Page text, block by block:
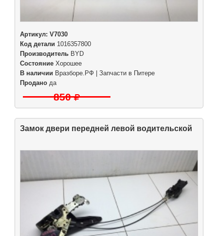
Артикул: V7030
Код детали 1016357800
Производитель BYD
Состояние Хорошее
В наличии Вразборе.РФ | Запчасти в Питере
Продано да
850
Замок двери передней левой водительской